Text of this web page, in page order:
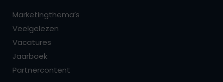
Marketingthema’s
Veelgelezen
Vacatures
Jaarboek
Partnercontent